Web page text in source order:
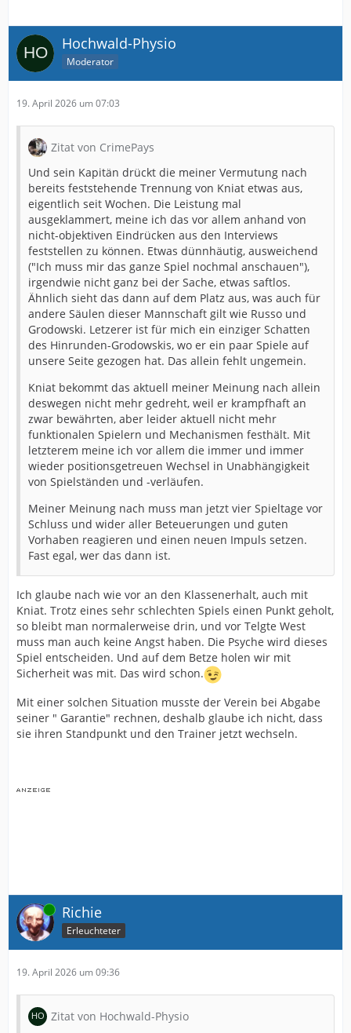
Hochwald-Physio
Moderator
19. April 2026 um 07:03
Zitat von CrimePays
Und sein Kapitän drückt die meiner Vermutung nach
bereits feststehende Trennung von Kniat etwas aus,
eigentlich seit Wochen. Die Leistung mal
ausgeklammert, meine ich das vor allem anhand von
nicht-objektiven Eindrücken aus den Interviews
feststellen zu können. Etwas dünnhäutig, ausweichend
("Ich muss mir das ganze Spiel nochmal anschauen"),
irgendwie nicht ganz bei der Sache, etwas saftlos.
Ähnlich sieht das dann auf dem Platz aus, was auch für
andere Säulen dieser Mannschaft gilt wie Russo und
Grodowski. Letzerer ist für mich ein einziger Schatten
des Hinrunden-Grodowskis, wo er ein paar Spiele auf
unsere Seite gezogen hat. Das allein fehlt ungemein.
Kniat bekommt das aktuell meiner Meinung nach allein
deswegen nicht mehr gedreht, weil er krampfhaft an
zwar bewährten, aber leider aktuell nicht mehr
funktionalen Spielern und Mechanismen festhält. Mit
letzterem meine ich vor allem die immer und immer
wieder positionsgetreuen Wechsel in Unabhängigkeit
von Spielständen und -verläufen.
Meiner Meinung nach muss man jetzt vier Spieltage vor
Schluss und wider aller Beteuerungen und guten
Vorhaben reagieren und einen neuen Impuls setzen.
Fast egal, wer das dann ist.
Ich glaube nach wie vor an den Klassenerhalt, auch mit
Kniat. Trotz eines sehr schlechten Spiels einen Punkt geholt,
so bleibt man normalerweise drin, und vor Telgte West
muss man auch keine Angst haben. Die Psyche wird dieses
Spiel entscheiden. Und auf dem Betze holen wir mit
Sicherheit was mit. Das wird schon.
Mit einer solchen Situation musste der Verein bei Abgabe
seiner " Garantie" rechnen, deshalb glaube ich nicht, dass
sie ihren Standpunkt und den Trainer jetzt wechseln.
Online Richie
Erleuchteter
19. April 2026 um 09:36
Zitat von Hochwald-Physio